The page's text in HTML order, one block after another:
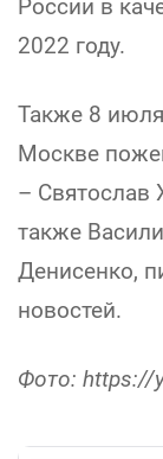
России в
2022 году.
Также 8
Москве
– Святослав
также
Денисенко,
новостей.
Фото: https://